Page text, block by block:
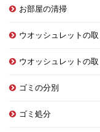
お部屋の清掃
ウオッシュレットの
ウオッシュレットの取
ゴミの分別
ゴミ処分